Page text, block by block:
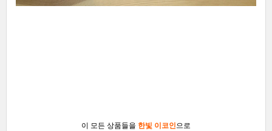
이 모든 상품들을 한빛 이코인으로